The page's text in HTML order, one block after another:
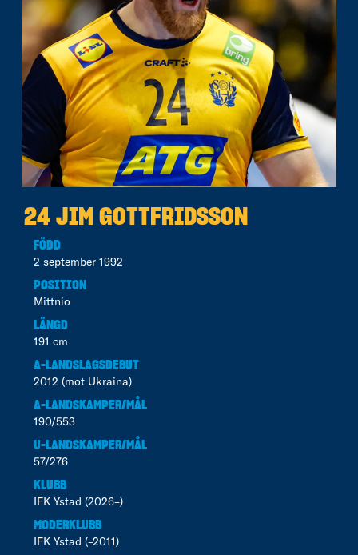
24 JIM GOTTFRIDSSON
FÖDD
2 september 1992
POSITION
Mittnio
LÄNGD
191 cm
A-LANDSLAGSDEBUT
2012 (mot Ukraina)
A-LANDSKAMPER/MÅL
190/553
U-LANDSKAMPER/MÅL
57/276
KLUBB
IFK Ystad (2026–)
MODERKLUBB
IFK Ystad (–2011)